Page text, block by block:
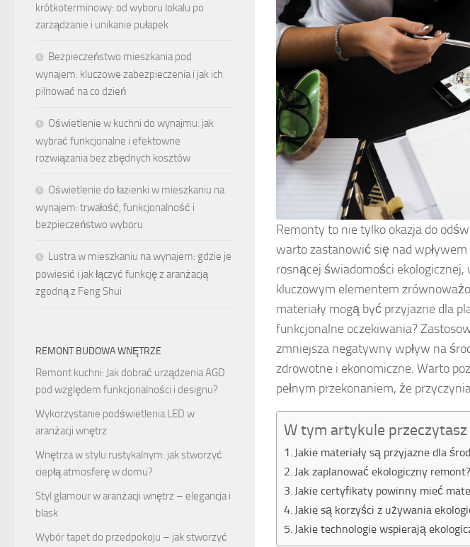
Remonty to nie tylko okazja do
warto zastanowić się nad
rosnącej świadomości
kluczowym elementem
materiały mogą być przyjazne dla
funkcjonalne oczekiwania?
zmniejsza negatywny wpływ na
zdrowotne i ekonomiczne. Warto
pełnym przekonaniem, że
W tym artykule przeczytasz
Jakie materiały są przyjazne dla
Jak zaplanować ekologiczny remont?
Jakie certyfikaty powinny mieć
Jakie są korzyści z używania
Jakie technologie wspierają
krótkoterminowy: od wyboru lokalu po
zarządzanie i unikanie pułapek
Bezpieczeństwo mieszkania pod
wynajem: kluczowe zabezpieczenia i jak ich
pilnować na co dzień
Oświetlenie w kuchni do wynajmu: jak
wybrać funkcjonalne i efektowne
rozwiązania bez zbędnych kosztów
Oświetlenie do łazienki w mieszkaniu na
wynajem: trwałość, funkcjonalność i
bezpieczeństwo wyboru
Lustra w mieszkaniu na wynajem: gdzie je
powiesić i jak łączyć funkcję z aranżacją
zgodną z Feng Shui
REMONT BUDOWA WNĘTRZE
Remont kuchni: Jak dobrać urządzenia AGD
pod względem funkcjonalności i designu?
Wykorzystanie podświetlenia LED w
aranżacji wnętrz
Wnętrza w stylu rustykalnym: jak stworzyć
ciepłą atmosferę w domu?
Styl glamour w aranżacji wnętrz – elegancja i
blask
Wybór tapet do przedpokoju – jak stworzyć